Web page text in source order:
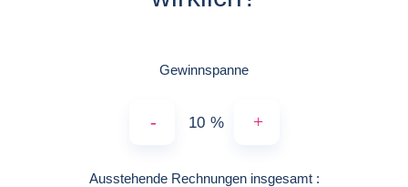
Gewinnspanne
- % +
Ausstehende Rechnungen insgesamt Beispiel: 10.000
: